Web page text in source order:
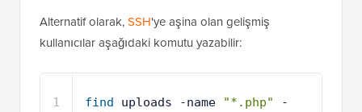
Alternatif olarak,SSH'ye aşina olan gelişmiş
kullanıcılar aşağıdaki komutu yazabilir:
1 find uploads -name "*.php"
-